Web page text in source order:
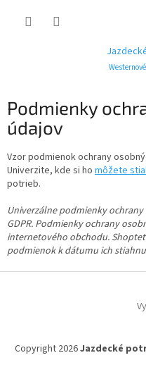
Podmienky
údajov
Vzor podmienok ochrany
Univerzite, kde si ho môžete
potrieb.
Univerzálne podmienky
GDPR. Podmienky ochrany
internetového obchodu.
podmienok k dátumu ich
Copyright 2026Jazdecké